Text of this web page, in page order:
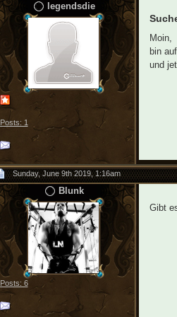
legendsdie
Posts: 1
Moin,
bin
und
Sunday, June 9th 2019, 1:16am
Blunk
Posts: 6
Gibt